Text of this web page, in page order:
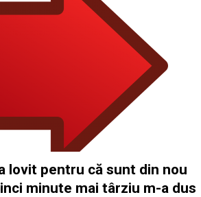
lovit pentru că sunt din nou
minute mai târziu m-a dus